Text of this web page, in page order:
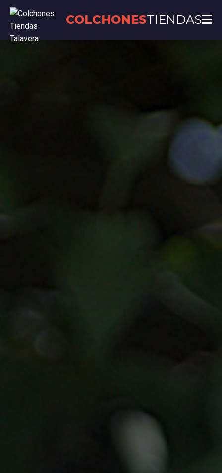
COLCHONESTIENDAS